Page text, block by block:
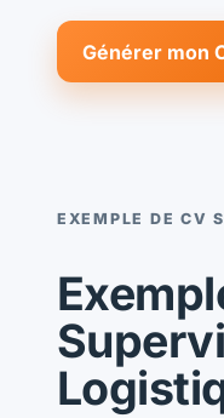
Générer mon
EXEMPLE DE CV